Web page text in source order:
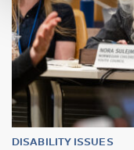
DISABILITY ISSUES